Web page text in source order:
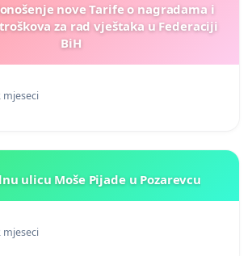
nove Tarife o nagradama i
za rad vještaka u Federaciji
BiH
mjeseci
ulicu Moše Pijade u Pozarevcu
mjeseci